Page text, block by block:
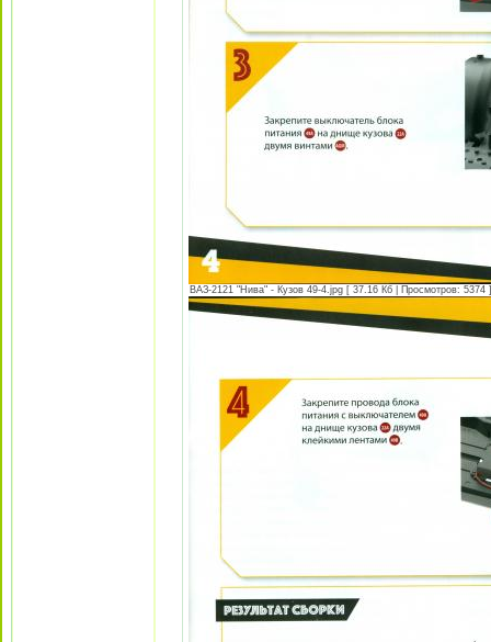
ВАЗ-2121 "Нива" - Кузов 49-4.jpg [ 37.16 Кб | Просмотров: 5374 ]